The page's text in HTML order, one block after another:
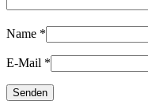
Name *
E-Mail *